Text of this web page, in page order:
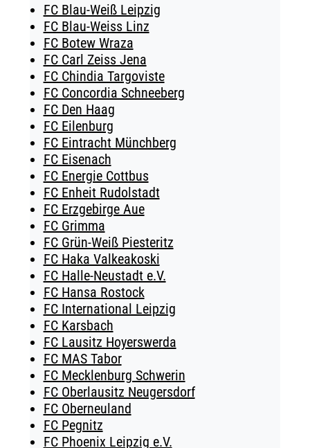
FC Blau-Weiß Leipzig
FC Blau-Weiss Linz
FC Botew Wraza
FC Carl Zeiss Jena
FC Chindia Targoviste
FC Concordia Schneeberg
FC Den Haag
FC Eilenburg
FC Eintracht Münchberg
FC Eisenach
FC Energie Cottbus
FC Enheit Rudolstadt
FC Erzgebirge Aue
FC Grimma
FC Grün-Weiß Piesteritz
FC Haka Valkeakoski
FC Halle-Neustadt e.V.
FC Hansa Rostock
FC International Leipzig
FC Karsbach
FC Lausitz Hoyerswerda
FC MAS Tabor
FC Mecklenburg Schwerin
FC Oberlausitz Neugersdorf
FC Oberneuland
FC Pegnitz
FC Phoenix Leipzig e.V.